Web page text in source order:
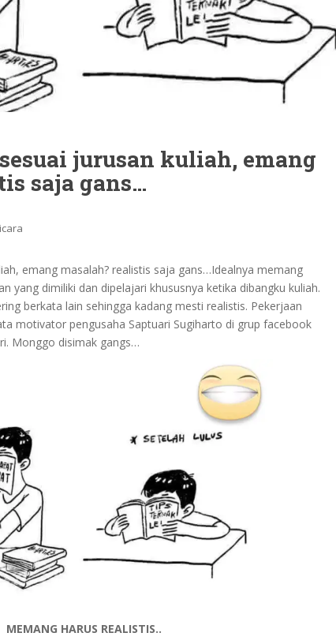
jurusan kuliah, emang
saja gans…
emang masalah? realistis saja gans…Idealnya memang
yang dimiliki dan dipelajari khususnya ketika dibangku kuliah.
berkata lain sehingga kadang mesti realistis. Pekerjaan
motivator pengusaha Saptuari Sugiharto di grup facebook
Monggo disimak gangs…
MEMANG HARUS REALISTIS..